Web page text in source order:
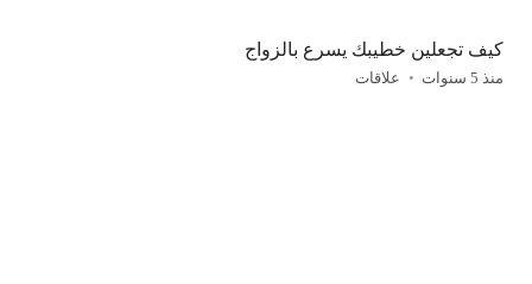
كيف تجعلين خطيبك يسرع بالزواج
منذ 5 سنوات علاقات